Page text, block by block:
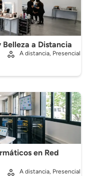
a Distancia
A distancia, Presencial
en Red
A distancia, Presencial